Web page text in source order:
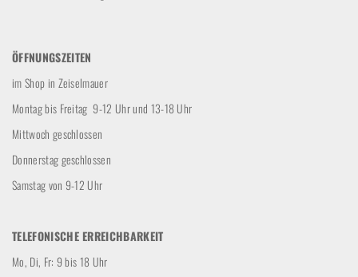
ÖFFNUNGSZEITEN
im Shop in Zeiselmauer
Montag bis Freitag 9-12 Uhr und 13-18 Uhr
Mittwoch geschlossen
Donnerstag geschlossen
Samstag von 9-12 Uhr
TELEFONISCHE ERREICHBARKEIT
Mo, Di, Fr: 9 bis 18 Uhr